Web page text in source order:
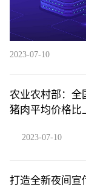
2023-07-10
农业农村部：全
猪肉平均价格比
2023-07-10
打造全新夜间宣